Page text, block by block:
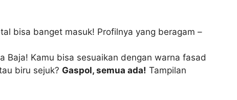
bisa banget masuk! Profilnya yang beragam –
Baja! Kamu bisa sesuaikan dengan warna fasad
biru sejuk? Gaspol, semua ada! Tampilan